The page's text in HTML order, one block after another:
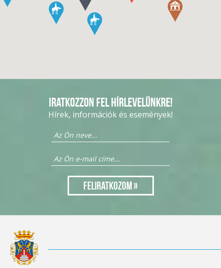
Iratkozzon fel hírlevelünkre!
Hírek, információk és események!